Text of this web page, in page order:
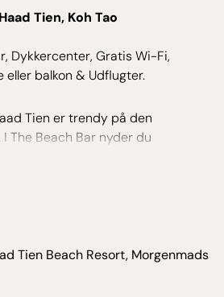
Tien, Koh Tao
Dykkercenter, Gratis Wi-Fi,
eller balkon & Udflugter.
Tien er trendy på den
The Beach Bar nyder du
byder på det bedste fra det
akkompagneret af den
det turkisblå vand.